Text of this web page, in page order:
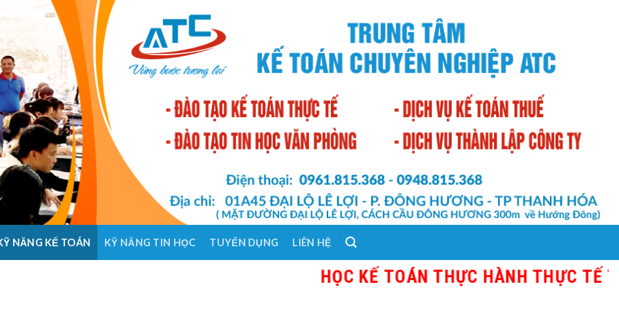
NĂNG KẾ TOÁN KỸ NĂNG TIN HỌC TUYỂN DỤNG LIÊN HỆ
HỌC KẾ TOÁN THỰC HÀNH THỰC TẾ TẠI